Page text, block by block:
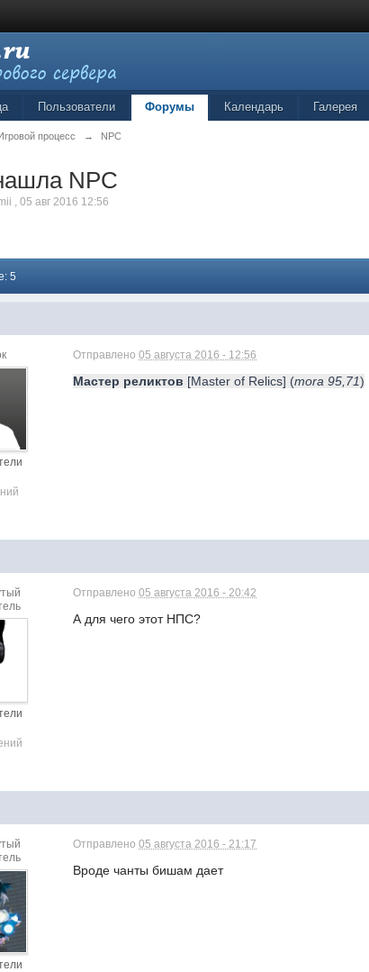
Пользователи Форумы Календарь Галерея
процесс → NPC
NPC
,05 авг 2016 12:56
5
Отправлено05 августа 2016 - 12:56
Мастер реликтов [Master of Relics] (mora 95,71)
Отправлено05 августа 2016 - 20:42
А для чего этот НПС?
Отправлено05 августа 2016 - 21:17
Вроде чанты бишам дает